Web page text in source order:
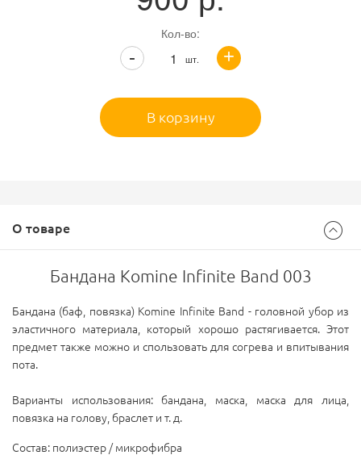
Кол-во:
шт. +
-
В корзину
О товаре
Бандана Komine Infinite Band 003
Бандана (баф, повязка) Komine Infinite Band - головной убор из
эластичного материала, который хорошо растягивается. Этот
предмет также можно и спользовать для согрева и впитывания
пота.
Варианты использования: бандана, маска, маска для лица,
повязка на голову, браслет и т. д.
Состав: полиэстер / микрофибра